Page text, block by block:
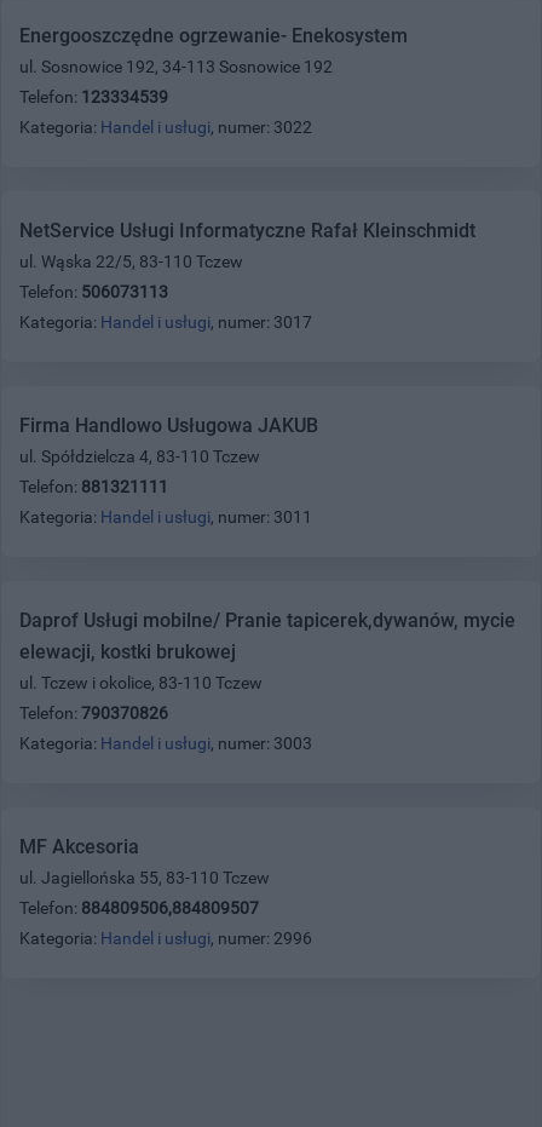
Energooszczędne ogrzewanie- Enekosystem
ul. Sosnowice 192, 34-113 Sosnowice 192
Telefon: 123334539
Kategoria: Handel i usługi, numer: 3022
NetService Usługi Informatyczne Rafał Kleinschmidt
ul. Wąska 22/5, 83-110 Tczew
Telefon: 506073113
Kategoria: Handel i usługi, numer: 3017
Firma Handlowo Usługowa JAKUB
ul. Spółdzielcza 4, 83-110 Tczew
Telefon: 881321111
Kategoria: Handel i usługi, numer: 3011
Daprof Usługi mobilne/ Pranie tapicerek,dywanów, mycie
elewacji, kostki brukowej
ul. Tczew i okolice, 83-110 Tczew
Telefon: 790370826
Kategoria: Handel i usługi, numer: 3003
MF Akcesoria
ul. Jagiellońska 55, 83-110 Tczew
Telefon: 884809506,884809507
Kategoria: Handel i usługi, numer: 2996